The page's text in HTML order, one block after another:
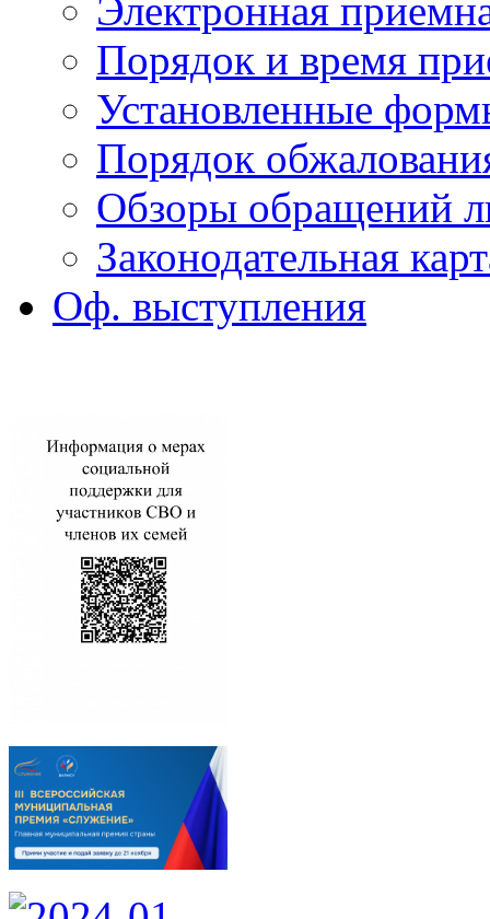
Электронная
Порядок и время
Установленные
Порядок
Обзоры обращений
Законодательная
Оф. выступления